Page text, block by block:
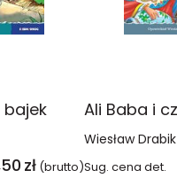
bajek
zł (brutto)
Wiesław Drabik
Sug. cena det.